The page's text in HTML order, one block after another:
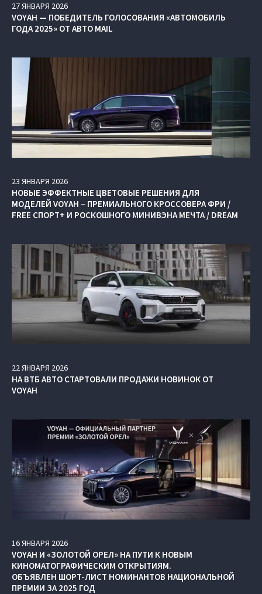
27ЯНВАРЯ 2026
VOYAH — ПОБЕДИТЕЛЬ ГОЛОСОВАНИЯ «АВТОМОБИЛЬ
ГОДА 2025» ОТ АВТО MAIL
23 ЯНВАРЯ 2026
НОВЫЕ ЭФФЕКТНЫЕ ЦВЕТОВЫЕ РЕШЕНИЯ ДЛЯ
МОДЕЛЕЙ VOYAH – ПРЕМИАЛЬНОГО КРОССОВЕРА ФРИ /
FREE СПОРТ+ И РОСКОШНОГО МИНИВЭНА МЕЧТА / DREAM
22ЯНВАРЯ 2026
НА ВТБ АВТО СТАРТОВАЛИ ПРОДАЖИ НОВИНОК ОТ
VOYAH
16ЯНВАРЯ 2026
VOYAH И «ЗОЛОТОЙ ОРЕЛ» НА ПУТИ К НОВЫМ
КИНОМАТОГРАФИЧЕСКИМ ОТКРЫТИЯМ.
ОБЪЯВЛЕН ШОРТ-ЛИСТ НОМИНАНТОВ НАЦИОНАЛЬНОЙ
ПРЕМИИ ЗА 2025 ГОД